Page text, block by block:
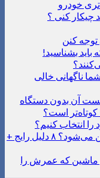
چیکار کنی ؟
توجه کنن
ناگهانی خالی
است؟
انتخاب کنیم؟
چرا ماشین صبح‌ها سخت روشن می‌شود؟ ۸ دلیل رایج +
ماشین که عمرش را